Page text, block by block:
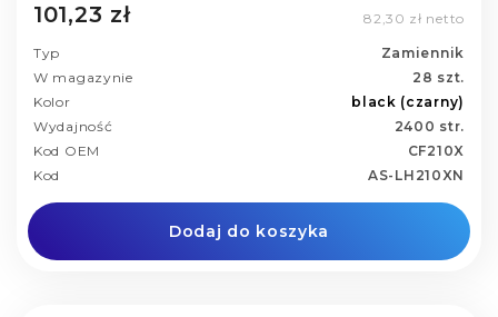
101,23 zł 82,30 zł netto
Typ
Zamiennik
W magazynie
28 szt.
Kolor
black (czarny)
Wydajność
2400 str.
Kod OEM
CF210X
Kod
AS-LH210XN
Dodaj do koszyka